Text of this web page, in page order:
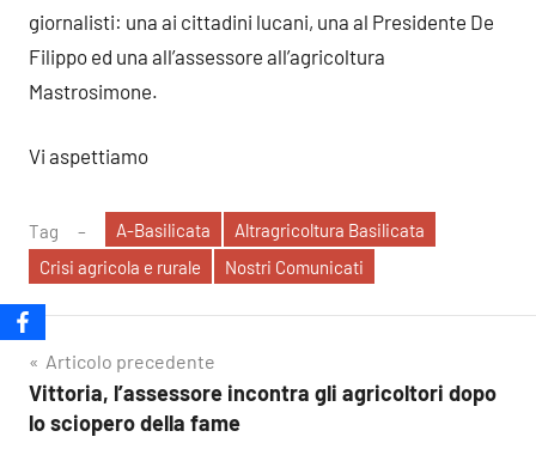
giornalisti: una ai cittadini lucani, una al Presidente De
Filippo ed una all’assessore all’agricoltura
Mastrosimone.
Vi aspettiamo
Tag A-Basilicata
Altragricoltura Basilicata
Crisi agricola e rurale
Nostri Comunicati
Navigazione
articoli
Articolo precedente
Vittoria, l’assessore incontra gli agricoltori dopo
lo sciopero della fame